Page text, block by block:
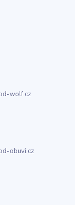
wolf.cz
obuvi.cz